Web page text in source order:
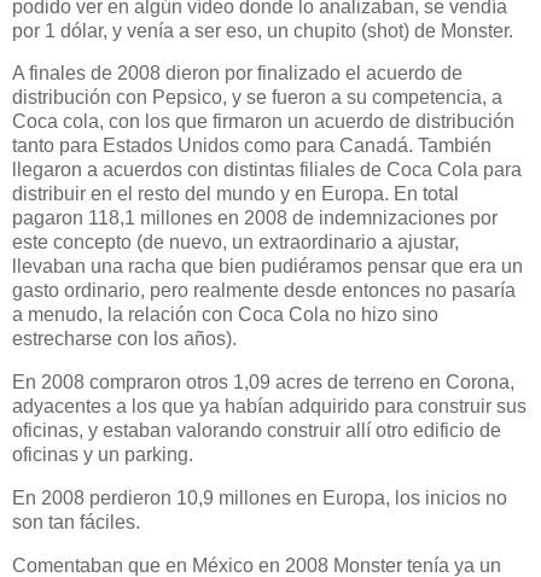
podido ver en algún vídeo donde lo analizaban, se vendía
por 1 dólar, y venía a ser eso, un chupito (shot) de Monster.
A finales de 2008 dieron por finalizado el acuerdo de
distribución con Pepsico, y se fueron a su competencia, a
Coca cola, con los que firmaron un acuerdo de distribución
tanto para Estados Unidos como para Canadá. También
llegaron a acuerdos con distintas filiales de Coca Cola para
distribuir en el resto del mundo y en Europa. En total
pagaron 118,1 millones en 2008 de indemnizaciones por
este concepto (de nuevo, un extraordinario a ajustar,
llevaban una racha que bien pudiéramos pensar que era un
gasto ordinario, pero realmente desde entonces no pasaría
a menudo, la relación con Coca Cola no hizo sino
estrecharse con los años).
En 2008 compraron otros 1,09 acres de terreno en Corona,
adyacentes a los que ya habían adquirido para construir sus
oficinas, y estaban valorando construir allí otro edificio de
oficinas y un parking.
En 2008 perdieron 10,9 millones en Europa, los inicios no
son tan fáciles.
Comentaban que en México en 2008 Monster tenía ya un